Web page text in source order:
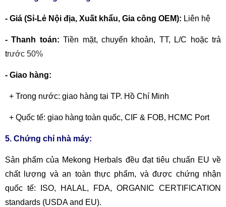
- Giá (Sỉ-Lẻ Nội địa, Xuất khẩu, Gia công OEM): Liên hệ
- Thanh toán:Tiền mặt, chuyển khoản, TT, L/C hoặc trả
trước 50%
- Giao hàng:
+ Trong nước: giao hàng tại TP. Hồ Chí Minh
+ Quốc tế: giao hàng toàn quốc, CIF & FOB, HCMC Port
5. Chứng chỉ nhà máy:
Sản phẩm của Mekong Herbals đều đạt tiêu chuẩn EU về
chất lượng và an toàn thực phẩm, và được chứng nhận
quốc tế: ISO, HALAL, FDA, ORGANIC CERTIFICATION
standards (USDA and EU).